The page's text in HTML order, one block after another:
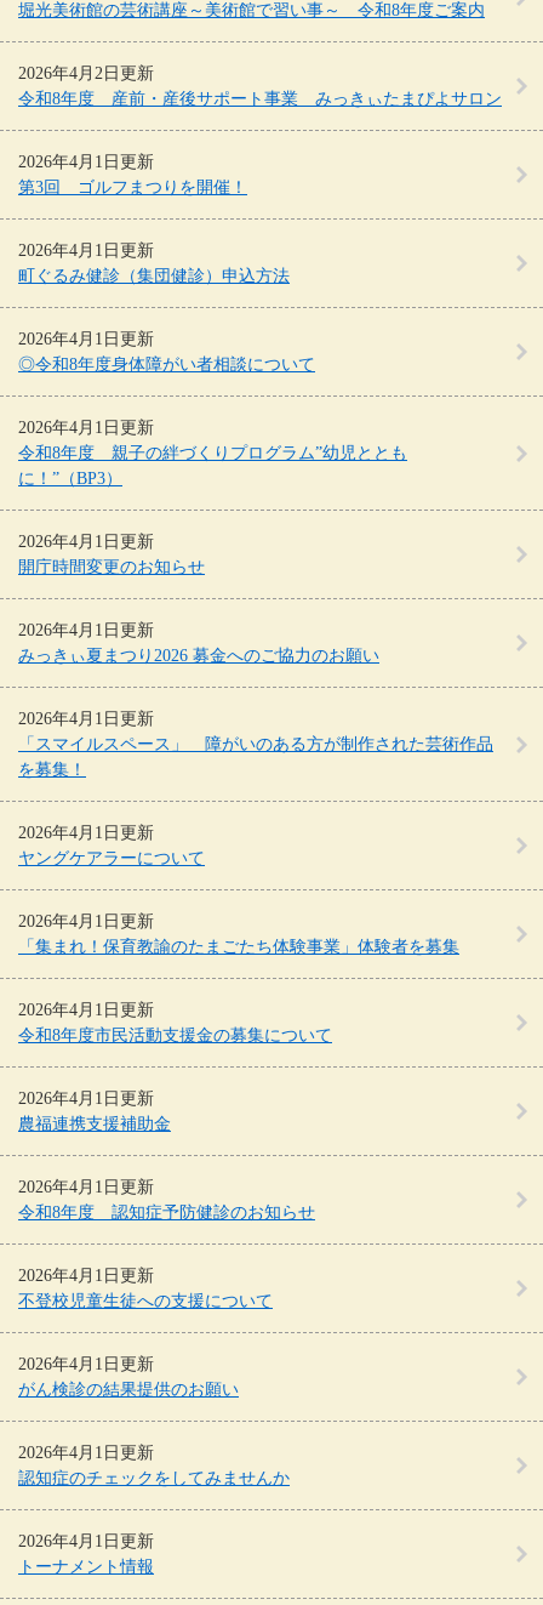
堀光美術館の芸術講座～美術館で習い事～ 令和8年度ご案内
2026年4月2日更新
令和8年度 産前・産後サポート事業 みっきぃたまぴよサロン
2026年4月1日更新
第3回 ゴルフまつりを開催！
2026年4月1日更新
町ぐるみ健診（集団健診）申込方法
2026年4月1日更新
◎令和8年度身体障がい者相談について
2026年4月1日更新
令和8年度 親子の絆づくりプログラム”幼児ととも
に！”（BP3）
2026年4月1日更新
開庁時間変更のお知らせ
2026年4月1日更新
みっきぃ夏まつり2026 募金へのご協力のお願い
2026年4月1日更新
「スマイルスペース」 障がいのある方が制作された芸術作品
を募集！
2026年4月1日更新
ヤングケアラーについて
2026年4月1日更新
「集まれ！保育教諭のたまごたち体験事業」体験者を募集
2026年4月1日更新
令和8年度市民活動支援金の募集について
2026年4月1日更新
農福連携支援補助金
2026年4月1日更新
令和8年度 認知症予防健診のお知らせ
2026年4月1日更新
不登校児童生徒への支援について
2026年4月1日更新
がん検診の結果提供のお願い
2026年4月1日更新
認知症のチェックをしてみませんか
2026年4月1日更新
トーナメント情報